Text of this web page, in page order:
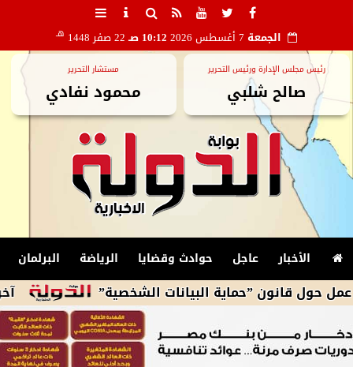
الجمعة 10:12 صـ 22 صفر 1448 هـ
رئيس مجلس الإدارة ورئيس التحرير
صالح شلبي
مستشار التحرير
محمود نفادي
الأخبار عاجل حوادث وقضايا الرياضة البرلمان
آخر تطورات ”حماية البيانات الشخصية”